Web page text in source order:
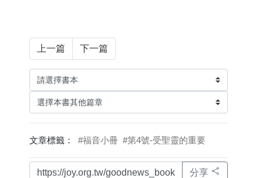
上一篇 下一篇
文章標籤： #福音小冊 #第4號-受聖靈的重要
分享